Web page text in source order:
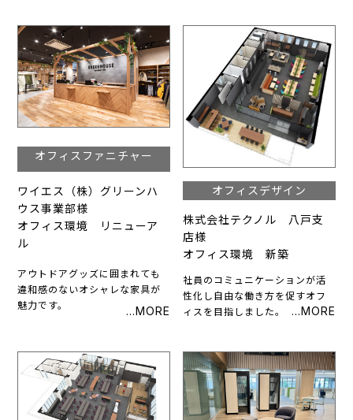
オフィスファニチャー
ワイエス（株）グリーンハ
ウス事業部様
オフィス環境 リニューア
ル
アウトドアグッズに囲まれても
違和感のないオシャレな家具が
魅力です。
オフィスデザイン
株式会社テクノル 八戸支
店様
オフィス環境 新築
社員のコミュニケーションが活
性化し自由な働き方を促すオフ
ィスを目指しました。